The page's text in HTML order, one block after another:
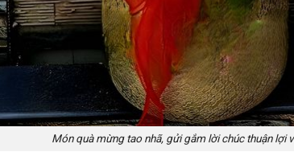
Món quà mừng tao nhã, gửi gắm lời chúc thuận lợi